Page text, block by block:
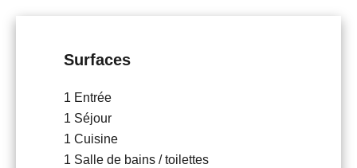
Surfaces
1 Entrée
1 Séjour
1 Cuisine
1 Salle de bains / toilettes